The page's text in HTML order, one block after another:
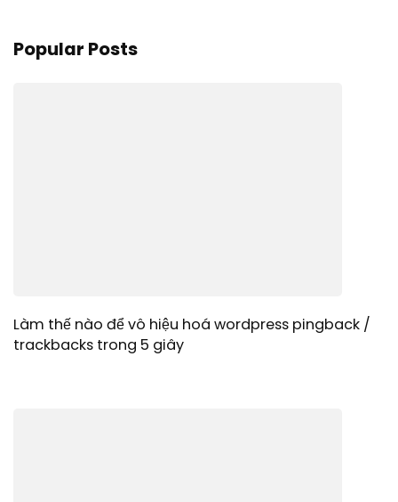
Popular Posts
Làm thế nào để vô hiệu hoá wordpress pingback /
trackbacks trong 5 giây